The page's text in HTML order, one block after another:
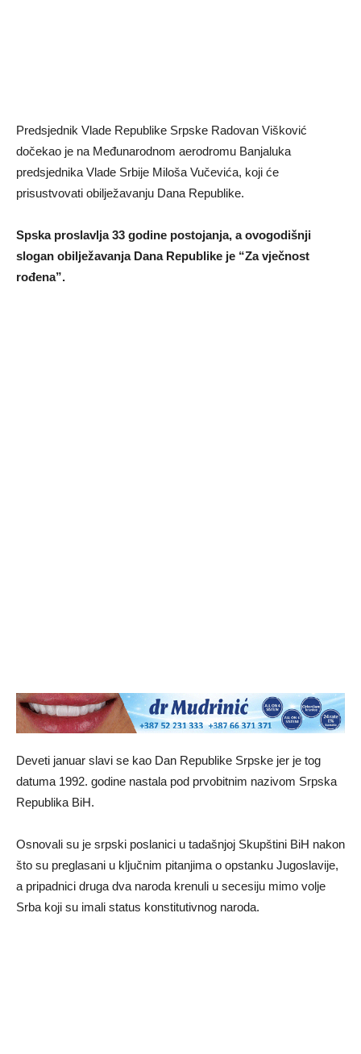
Predsjednik Vlade Republike Srpske Radovan Višković
dočekao je na Međunarodnom aerodromu Banjaluka
predsjednika Vlade Srbije Miloša Vučevića, koji će
prisustvovati obilježavanju Dana Republike.
Spska proslavlja 33 godine postojanja, a ovogodišnji
slogan obilježavanja Dana Republike je “Za vječnost
rođena”.
Deveti januar slavi se kao Dan Republike Srpske jer je tog
datuma 1992. godine nastala pod prvobitnim nazivom Srpska
Republika BiH.
Osnovali su je srpski poslanici u tadašnjoj Skupštini BiH nakon
što su preglasani u ključnim pitanjima o opstanku Jugoslavije,
a pripadnici druga dva naroda krenuli u secesiju mimo volje
Srba koji su imali status konstitutivnog naroda.